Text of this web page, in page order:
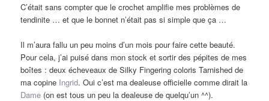
C’était sans compter que le crochet amplifie mes problèmes de
tendinite … et que le bonnet n’était pas si simple que ça …
Il m’aura fallu un peu moins d’un mois pour faire cette beauté.
Pour cela, j’ai puisé dans mon stock et sortir des pépites de mes
boîtes : deux écheveaux de Silky Fingering coloris Tarnished de
ma copine Ingrid. Oui c’est ma dealeuse officielle comme dirait la
Dame (on est tous un peu la dealeuse de quelqu’un ^^).